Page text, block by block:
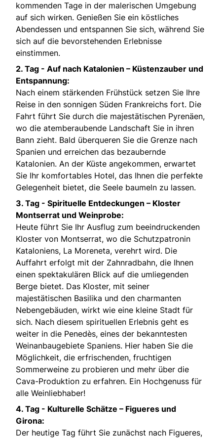
kommenden Tage in der malerischen Umgebung
auf sich wirken. Genießen Sie ein köstliches
Abendessen und entspannen Sie sich, während Sie
sich auf die bevorstehenden Erlebnisse
einstimmen.
2. Tag - Auf nach Katalonien – Küstenzauber und
Entspannung:
Nach einem stärkenden Frühstück setzen Sie Ihre
Reise in den sonnigen Süden Frankreichs fort. Die
Fahrt führt Sie durch die majestätischen Pyrenäen,
wo die atemberaubende Landschaft Sie in ihren
Bann zieht. Bald überqueren Sie die Grenze nach
Spanien und erreichen das bezaubernde
Katalonien. An der Küste angekommen, erwartet
Sie Ihr komfortables Hotel, das Ihnen die perfekte
Gelegenheit bietet, die Seele baumeln zu lassen.
3. Tag - Spirituelle Entdeckungen – Kloster
Montserrat und Weinprobe:
Heute führt Sie Ihr Ausflug zum beeindruckenden
Kloster von Montserrat, wo die Schutzpatronin
Kataloniens, La Moreneta, verehrt wird. Die
Auffahrt erfolgt mit der Zahnradbahn, die Ihnen
einen spektakulären Blick auf die umliegenden
Berge bietet. Das Kloster, mit seiner
majestätischen Basilika und den charmanten
Nebengebäuden, wirkt wie eine kleine Stadt für
sich. Nach diesem spirituellen Erlebnis geht es
weiter in die Penedès, eines der bekanntesten
Weinanbaugebiete Spaniens. Hier haben Sie die
Möglichkeit, die erfrischenden, fruchtigen
Sommerweine zu probieren und mehr über die
Cava-Produktion zu erfahren. Ein Hochgenuss für
alle Weinliebhaber!
4. Tag - Kulturelle Schätze – Figueres und
Girona:
Der heutige Tag führt Sie zunächst nach Figueres,